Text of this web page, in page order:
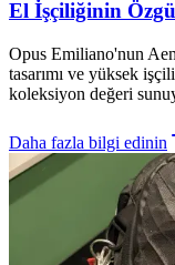
El İşçiliğinin
Opus Emiliano'nun
tasarımı ve yüksek
koleksiyon değeri
Daha fazla bilgi edinin